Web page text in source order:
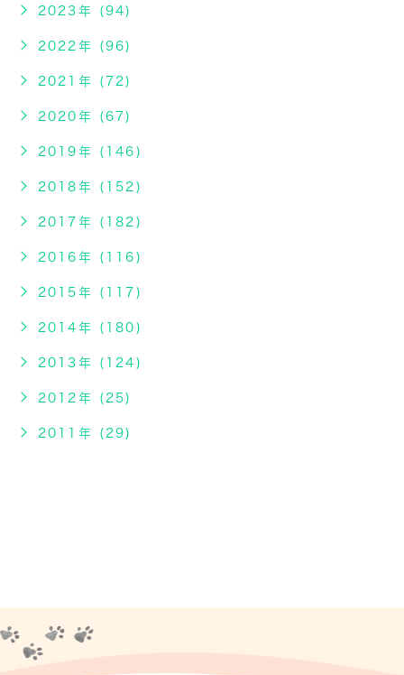
2023年 (94)
2022年 (96)
2021年 (72)
2020年 (67)
2019年 (146)
2018年 (152)
2017年 (182)
2016年 (116)
2015年 (117)
2014年 (180)
2013年 (124)
2012年 (25)
2011年 (29)